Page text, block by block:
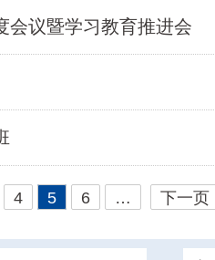
会议暨学习教育推进会
4 5 6 … 下一页